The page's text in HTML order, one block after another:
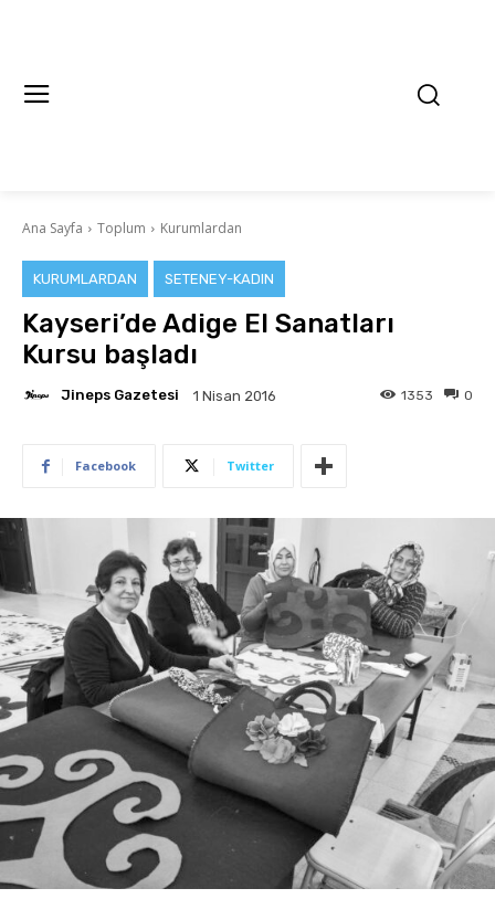
Ana Sayfa Toplum Kurumlardan
KURUMLARDAN SETENEY-KADIN
Kayseri’de Adige El Sanatları
Kursu başladı
Jineps Gazetesi 1 Nisan 2016 0
1353
Facebook Twitter